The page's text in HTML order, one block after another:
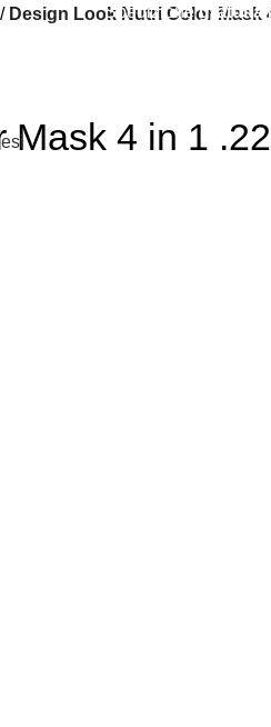
Spedizionegratuita
Design Look Nutri Color Mask
4 in 1